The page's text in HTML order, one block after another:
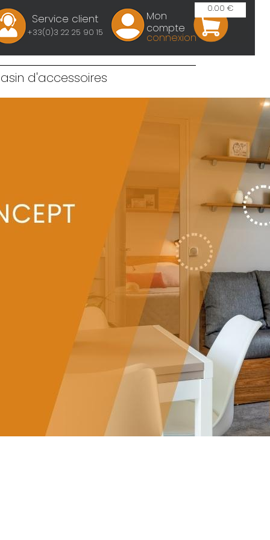
Service client
+33(0)3 22 25 90 15
Mon
compte
connexion
0.00 €
d'accessoires